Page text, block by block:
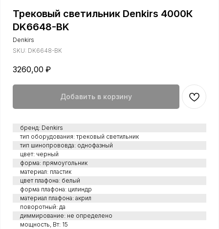
Трековый светильник Denkirs 4000К
DK6648-BK
Denkirs
SKU: DK6648-BK
3260,00 ₽
Добавить в корзину
бренд: Denkirs
тип оборудования: трековый светильник
тип шинопрововда: однофазный
цвет: черный
форма: прямоугольник
материал: пластик
цвет плафона: белый
форма плафона: цилиндр
материал плафона: акрил
поворотный: да
диммирование: не определено
мощность, Вт: 15